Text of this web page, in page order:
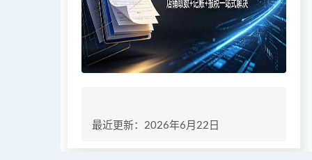
最近更新：2026年6月22日